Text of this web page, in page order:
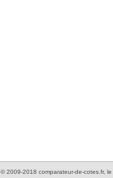
© 2009-2018 comparateur-de-cotes.fr, le